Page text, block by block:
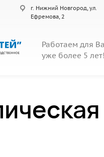
г. Нижний Новгород, ул.
Ефремова, 2
Работаем для
уже более 5 лет!